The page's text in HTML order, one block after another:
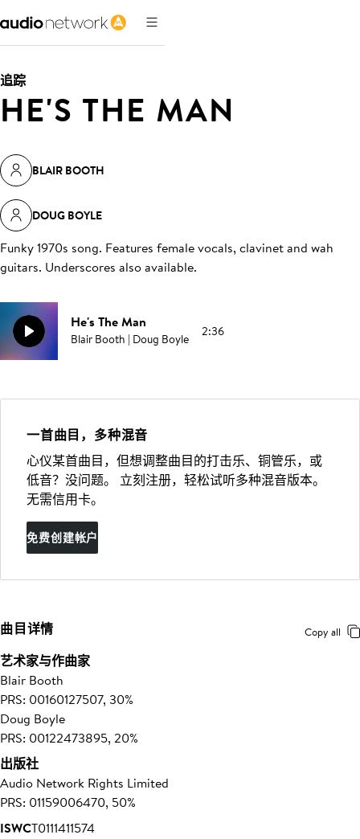
追踪
HE'S THE MAN
BLAIR BOOTH
DOUG BOYLE
Funky 1970s song. Features female vocals, clavinet and wah
guitars. Underscores also available.
He's The Man
Blair Booth | Doug Boyle 2:36
一首曲目，多种混音
心仪某首曲目，但想调整曲目的打击乐、铜管乐，或
低音？没问题。 立刻注册，轻松试听多种混音版本。
无需信用卡。
免费创建帐户
曲目详情 Copy all
艺术家与作曲家
Blair Booth
PRS: 00160127507, 30%
Doug Boyle
PRS: 00122473895, 20%
出版社
Audio Network Rights Limited
PRS: 01159006470, 50%
ISWCT0111411574